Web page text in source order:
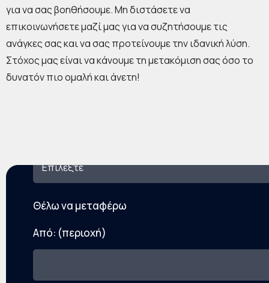
για να σας βοηθήσουμε. Μη διστάσετε να
επικοινωνήσετε μαζί μας για να συζητήσουμε τις
ανάγκες σας και να σας προτείνουμε την ιδανική λύση.
Στόχος μας είναι να κάνουμε τη μετακόμιση σας όσο το
δυνατόν πιο ομαλή και άνετη!
Θέλω να μεταφέρω
Από: (περιοχή)